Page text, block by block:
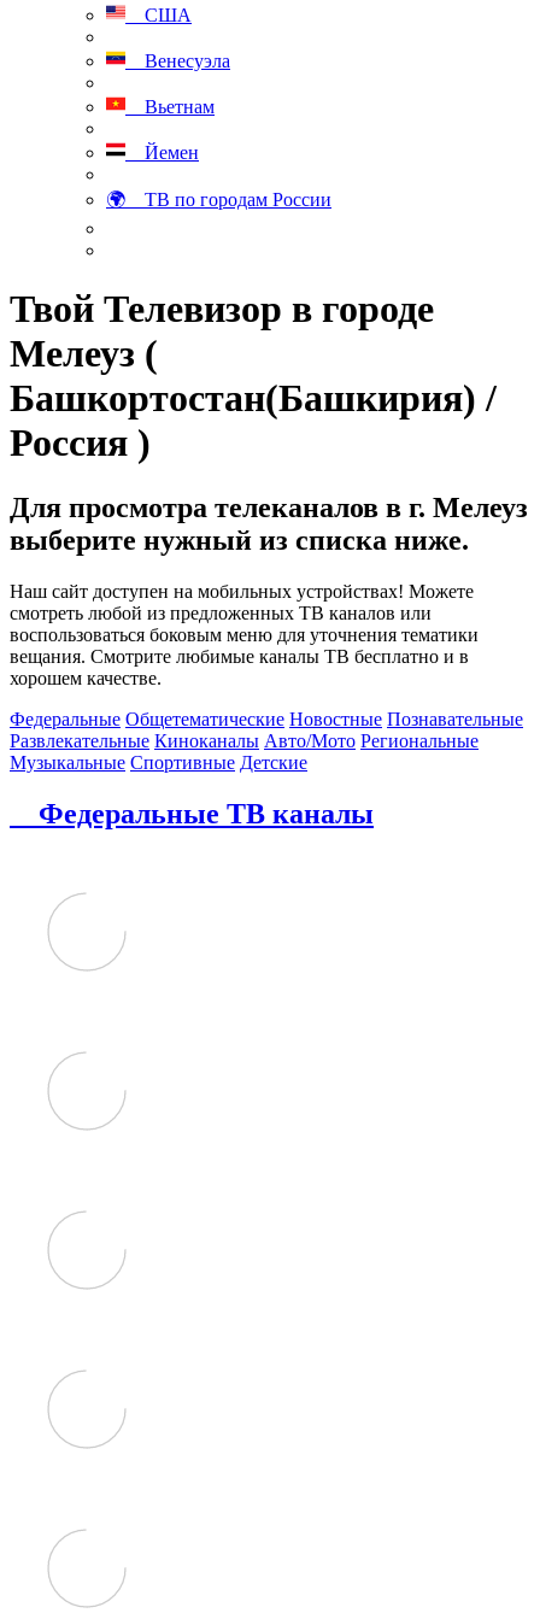
США
Венесуэла
Вьетнам
Йемен
🌍 ТВ по городам России
Твой Телевизор в городе
Мелеуз (
Башкортостан(Башкирия) /
Россия )
Для просмотра телеканалов в г. Мелеуз
выберите нужный из списка ниже.
Наш сайт доступен на мобильных устройствах! Можете
смотреть любой из предложенных ТВ каналов или
воспользоваться боковым меню для уточнения тематики
вещания. Смотрите любимые каналы ТВ бесплатно и в
хорошем качестве.
Федеральные Общетематические Новостные Познавательные
Развлекательные Киноканалы Авто/Мото Региональные
Музыкальные Спортивные Детские
Федеральные ТВ каналы